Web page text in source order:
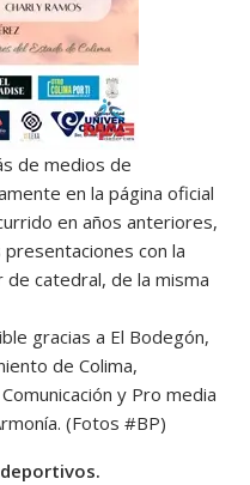
de medios de
en la página oficial
en años anteriores,
con la
catedral, de la misma
gracias a El Bodegón,
de Colima,
y Pro media
(Fotos #BP)